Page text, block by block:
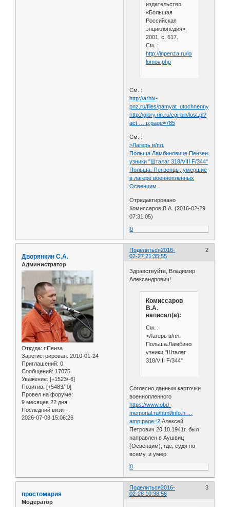
издательство
«Большая
Российская
энциклопедия»,
2001, с. 617.
См. :
http://inpenza.ru/lomov/verhniy-
lomov.php
См. :
http://arhiv-
pnz.ru/files/pamyat_utochnennye.pdf
http://glory.rin.ru/cgi-bin/lost.pl?
act … p;page=785
См. :
>Лагерь в/пл.
Польша.Ламбиновице.Пензенцы-
узники "Шталаг 318/VIII F/344"
Польша. Пензенцы, умершие
в лагере военнопленных
Освенцим.
Отредактировано
Комиссаров В.А. (2016-02-29
07:31:05)
0
Поделиться 2
2016-
02-27 21:35:55
Дворянкин С.А.
Администратор
Откуда: г.Пенза
Зарегистрирован: 2010-01-24
Приглашений: 0
Сообщений: 17075
Уважение: [+1523/-6]
Позитив: [+5483/-0]
Провел на форуме:
9 месяцев 22 дня
Последний визит:
2026-07-08 15:06:26
Здравствуйте, Владимир
Александрович!
Комиссаров
В.А.
написал(а):
См. :
>Лагерь в/пл.
узники "Шталаг
318/VIII F/344"
Согласно данным карточки
военнопленного
https://www.obd-
memorial.ru/html/info.h …
amp;page=2 Алексей
Петрович 20.10.1941г. был
направлен в Аушвиц
(Освенцим), где, судя по
всему, и умер.
0
Поделиться 3
2016-
02-28 10:38:56
простомария
Модератор